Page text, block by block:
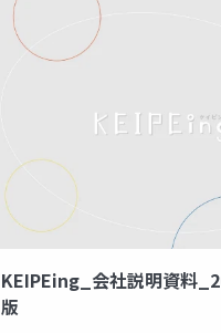
KEIPEing_会社説明資料
版